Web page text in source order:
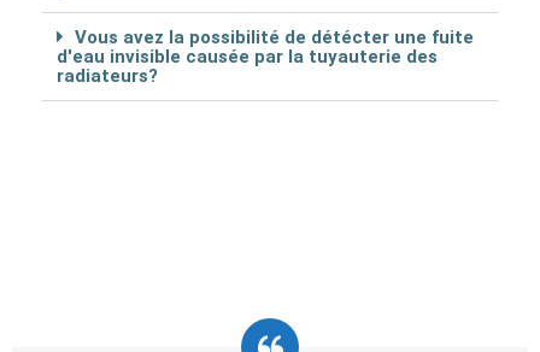
Vous avez la possibilité de détécter une fuite
d'eau invisible causée par la tuyauterie des
radiateurs?